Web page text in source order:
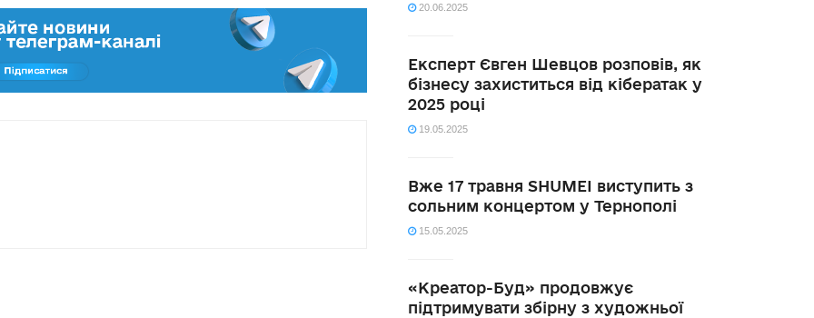
20.06.2025
Експерт Євген Шевцов розповів, як
бізнесу захиститься від кібератак у
2025 році
19.05.2025
Вже 17 травня SHUMEI виступить з
сольним концертом у Тернополі
15.05.2025
«Креатор-Буд» продовжує
підтримувати збірну з художньої